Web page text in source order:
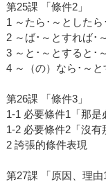
第25課 「條件2」
1 ～たら･～とした
2 ～ば･～とすれば･
3 ～と･～とすると･
4 ～（の）なら･～
第26課 「條件3」
1-1 必要條件1「那是
1-2 必要條件2「沒有
2 誇張的條件表現
第27課 「原因、理由1